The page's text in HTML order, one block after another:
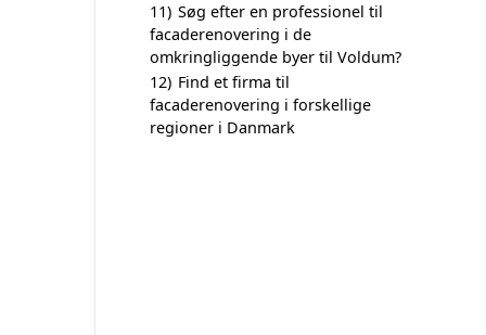
11) Søg efter en professionel til
facaderenovering i de
omkringliggende byer til Voldum?
12) Find et firma til
facaderenovering i forskellige
regioner i Danmark